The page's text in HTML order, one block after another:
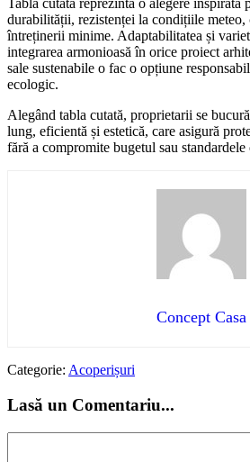
Tabla cutată reprezintă o alegere
durabilității, rezistenței la condițiile meteo,
întreținerii minime. Adaptabilitatea și
integrarea armonioasă în orice proiect
sale sustenabile o fac o opțiune
ecologic.
Alegând tabla cutată, proprietarii se
lung, eficientă și estetică, care asigură
fără a compromite bugetul sau standardele
Concept Casa
Categorie: Acoperișuri
Lasă un Comentariu...